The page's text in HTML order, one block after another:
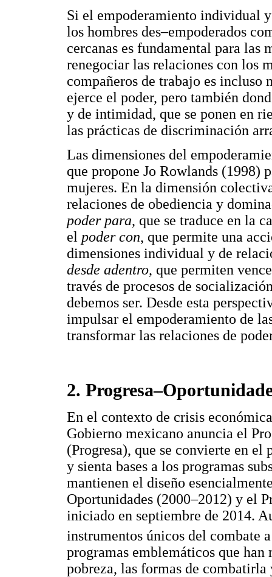
Si el empoderamiento individual
los hombres des–empoderados
cercanas es fundamental para las
renegociar las relaciones con los
compañeros de trabajo es incluso
ejerce el poder, pero también
y de intimidad, que se ponen en
las prácticas de discriminación
Las dimensiones del
que propone Jo Rowlands (1998)
mujeres. En la dimensión
relaciones de obediencia y
poder para, que se traduce en la
el poder con, que permite una
dimensiones individual y de
desde adentro, que permiten
través de procesos de
debemos ser. Desde esta
impulsar el empoderamiento de
transformar las relaciones de
2.
En el contexto de crisis
Gobierno mexicano anuncia el
(Progresa), que se convierte en el
y sienta bases a los programas
mantienen el diseño
Oportunidades (2000–2012) y el
iniciado en septiembre de 2014.
instrumentos únicos del combate
programas emblemáticos que
pobreza, las formas de combatirla